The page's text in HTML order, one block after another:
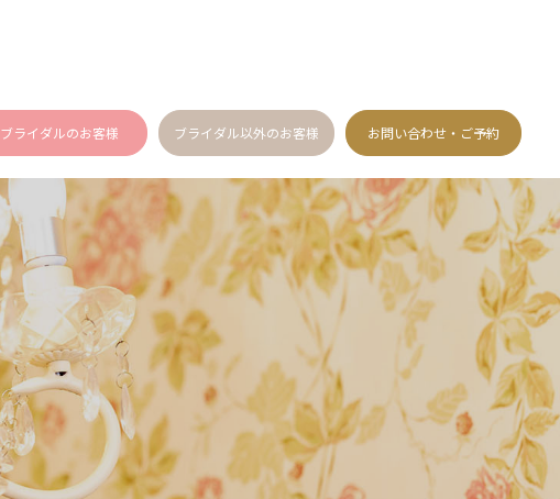
ブライダルのお客様 ブライダル以外のお客様 お問い合わせ・ご予約